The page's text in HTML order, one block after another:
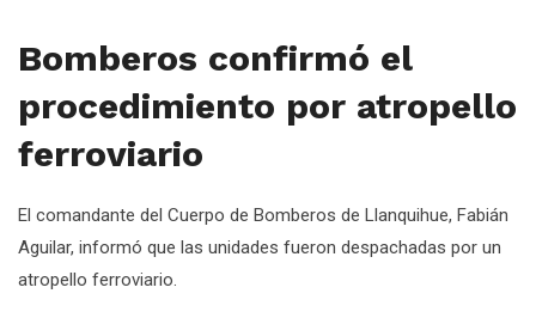
Bomberos confirmó el
procedimiento por atropello
ferroviario
El comandante del Cuerpo de Bomberos de Llanquihue, Fabián
Aguilar, informó que las unidades fueron despachadas por un
atropello ferroviario.